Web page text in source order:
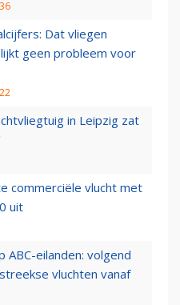
Dat vliegen
geen probleem voor
in Leipzig zat
commerciële vlucht met
uit
ABC-eilanden: volgend
vluchten vanaf